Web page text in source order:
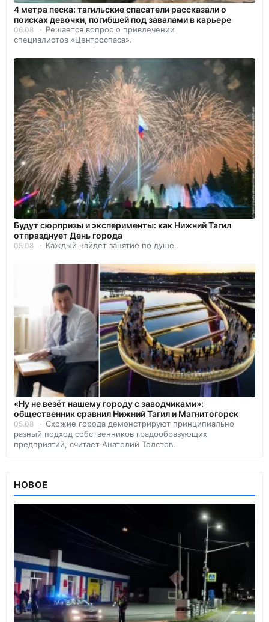
4 метра песка: тагильские спасатели рассказали о
поисках девочки, погибшей под завалами в карьере
06.08
Решается вопрос о привлечении
специалистов «Центроспаса».
Будут сюрпризы и эксперименты: как Нижний Тагил
отпразднует День города
05.08 Каждый найдет занятие по душе.
«Ну не везёт нашему городу с заводчиками»:
общественник сравнил Нижний Тагил и Магнитогорск
05.08
Схожие города демонстрируют принципиально
разный подход собственников градообразующих
предприятий, считает Анатолий Толстов.
НОВОЕ